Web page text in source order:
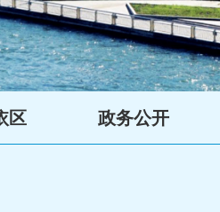
区 政务公开